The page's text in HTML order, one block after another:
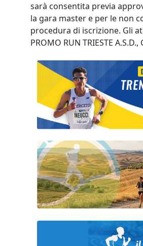
sarà consentita previa
la gara master e per le non
procedura di iscrizione. Gli
PROMO RUN TRIESTE